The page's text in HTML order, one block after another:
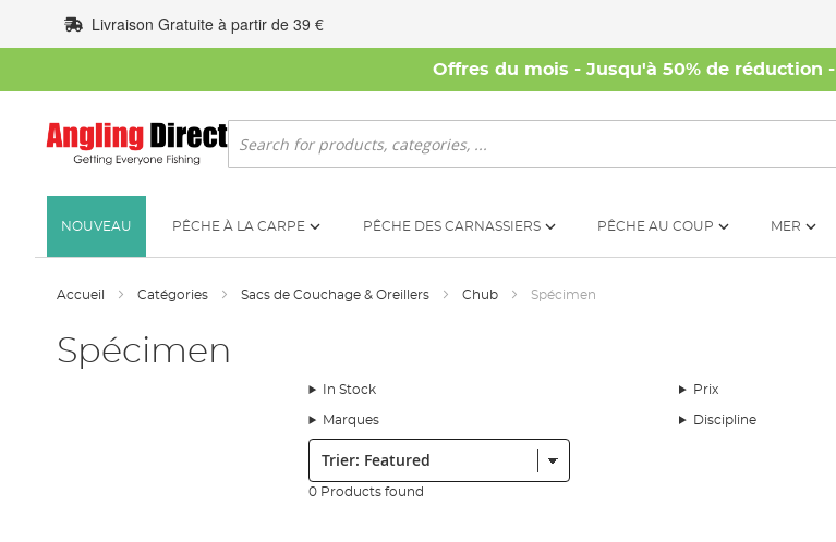
au
contenu
Livraison Gratuite à partir de 39 €
Offres du mois - Jusqu'à 50% de réduction -
Rechercher
NOUVEAU PÊCHE À LA CARPE PÊCHE DES CARNASSIERS PÊCHE AU COUP MER
Accueil Catégories Sacs de Couchage & Oreillers Chub Spécimen
Spécimen
In Stock Prix
Marques Discipline
Trier:
0 Products found